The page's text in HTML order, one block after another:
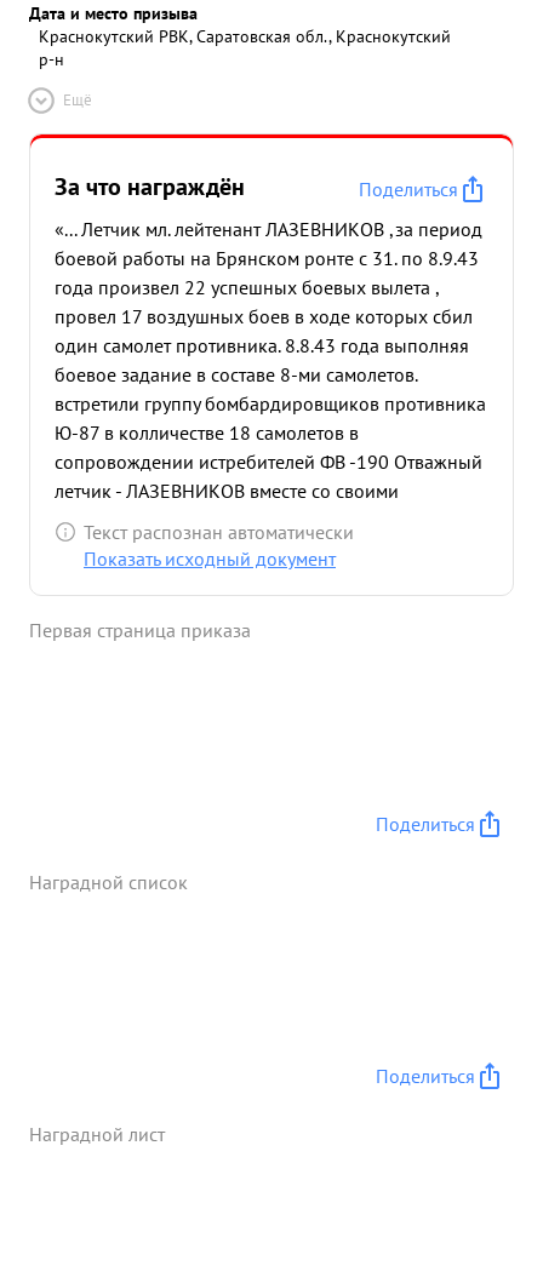
Дата и место призыва
Краснокутский РВК, Саратовская обл., Краснокутский
р-н
Ещё
За что награждён
Поделиться
«... Летчик мл. лейтенант ЛАЗЕВНИКОВ ,за период
боевой работы на Брянском ронте с 31. по 8.9.43
года произвел 22 успешных боевых вылета ,
провел 17 воздушных боев в ходе которых сбил
один самолет противника. 8.8.43 года выполняя
боевое задание в составе 8-ми самолетов.
встретили группу бомбардировщиков противника
Ю-87 в колличестве 18 самолетов в
сопровождении истребителей ФВ -190 Отважный
летчик - ЛАЗЕВНИКОВ вместе со своими
товарищами стремительной атакой атаковали
группу бомбардировщиков в результате чего
воздушных бойцов Всегда вступает в воздушный
Текст распознан автоматически
Показать исходный документ
Первая страница приказа
Поделиться
Наградной список
Поделиться
Наградной лист